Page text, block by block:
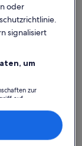
oder
signalisiert
um
zur
auf
von Inhalten,
von